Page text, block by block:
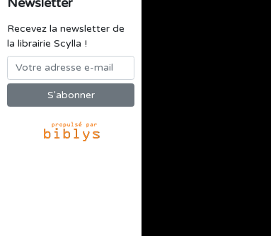
Recevez la newsletter de
la librairie Scylla !